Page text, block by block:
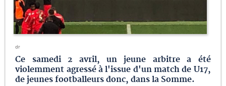
dr
Ce samedi 2 avril, un jeune arbitre a été
violemment agressé à l'issue d'un match de U17,
de jeunes footballeurs donc, dans la Somme.